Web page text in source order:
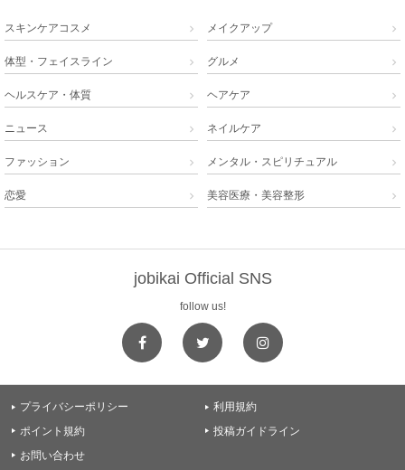
スキンケアコスメ  メイクアップ 
体型・フェイスライン  グルメ 
ヘルスケア・体質  ヘアケア 
ニュース  ネイルケア 
ファッション  メンタル・スピリチュアル 
恋愛  美容医療・美容整形 
jobikai Official SNS
follow us!
 プライバシーポリシー  利用規約
 ポイント規約  投稿ガイドライン
 お問い合わせ